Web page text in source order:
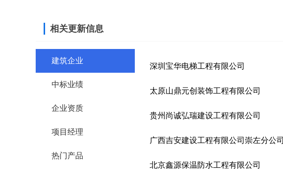
相关更新信息
建筑企业
中标业绩
企业资质
项目经理
热门产品
深圳宝华电梯工程有限公司
太原山鼎元创装饰工程有限公司
贵州尚诚弘瑞建设工程有限公司
广西吉安建设工程有限公司崇左分公司
北京鑫源保温防水工程有限公司